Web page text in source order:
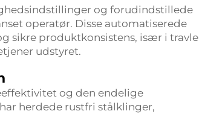
og forudindstillede
operatør. Disse automatiserede
sikre produktkonsistens, især i travle
udstyret.
og den endelige
herdede rustfri stålklinger,